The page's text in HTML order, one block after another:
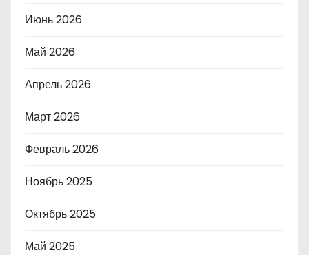
Июнь 2026
Май 2026
Апрель 2026
Март 2026
Февраль 2026
Ноябрь 2025
Октябрь 2025
Май 2025